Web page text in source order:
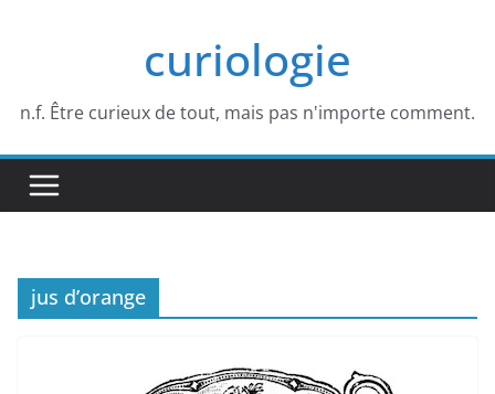
curiologie
n.f. Être curieux de tout, mais pas n'importe comment.
jus d’orange